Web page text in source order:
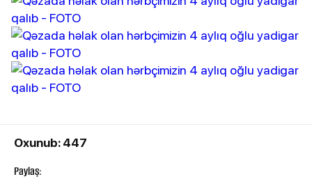
Oxunub: 447
Paylaş: